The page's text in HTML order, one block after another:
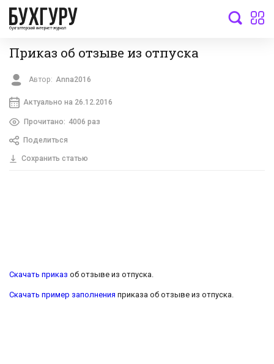
бухгалтерский интернет-журнал
Приказ об отзыве из отпуска
Автор: Anna2016
Актуально на 26.12.2016
Прочитано: 4006 раз
Поделиться
Сохранить статью
Скачать приказ об отзыве из отпуска.
Скачать пример заполнения приказа об отзыве из отпуска.